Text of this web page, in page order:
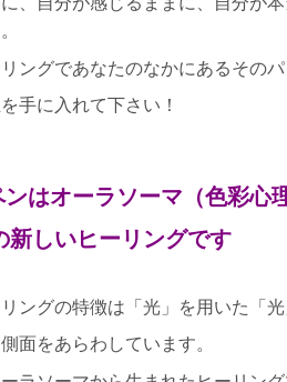
ングであなたのなかにあるそのパ
手に入れて下さい！
はオーラソーマ（色彩心
新しいヒーリングです
ングの特徴は「光」を用いた「光
面をあらわしています。